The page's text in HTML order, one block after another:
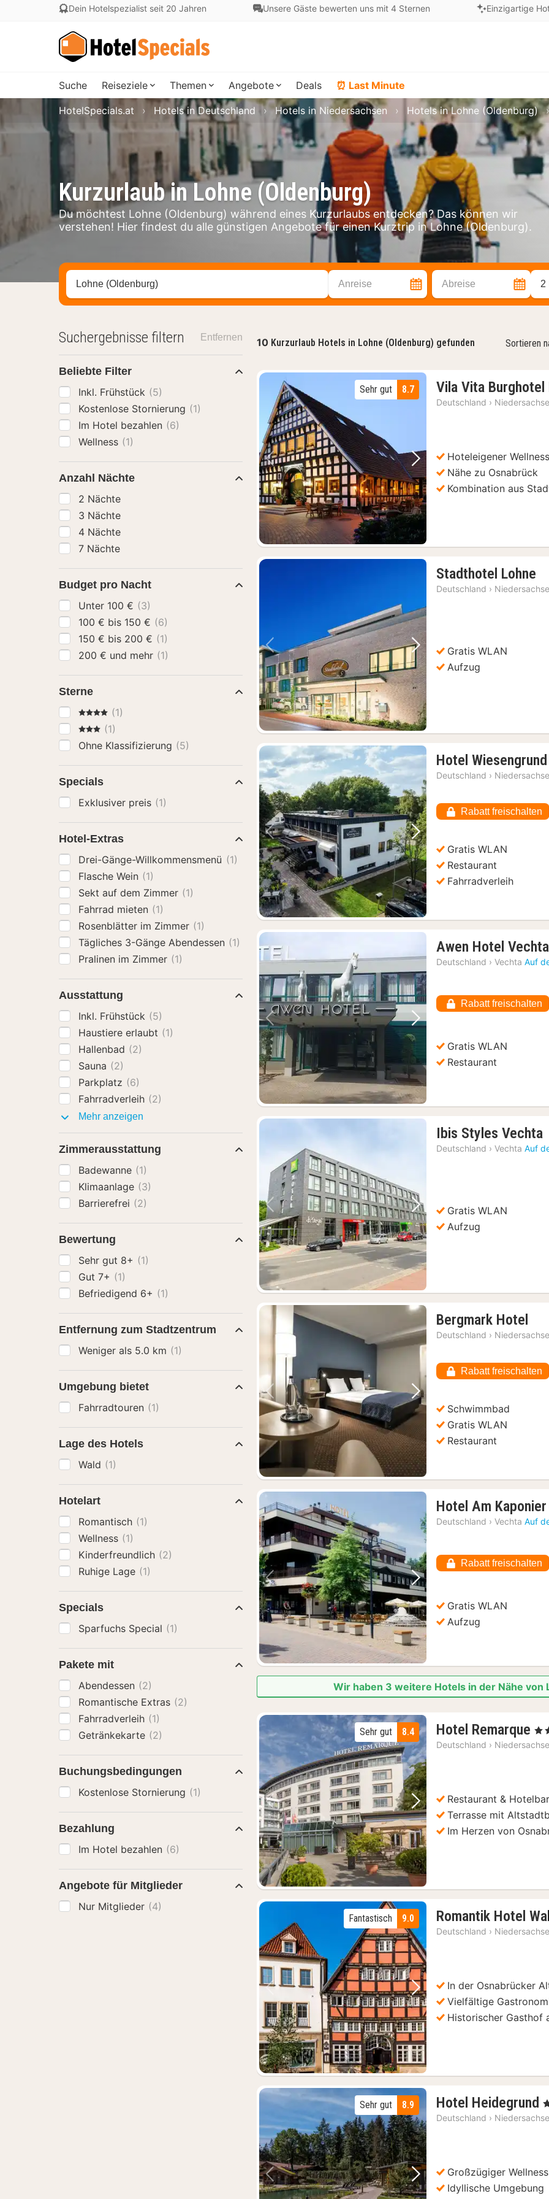
Dein Hotelspezialist seit 20 Jahren Unsere Gäste bewerten uns mit 4 Sternen Einzigartige
Suche Reiseziele Themen Angebote Deals ⏰ Last Minute
Kurzurlaub in Lohne (Oldenburg)
Du möchtest Lohne (Oldenburg) während eines Kurzurlaubs entdecken? Das können wir
verstehen! Hier findest du alle günstigen Angebote für einen Kurztrip in Lohne (Oldenburg).
HotelSpecials.at Hotels in Deutschland Hotels in Niedersachsen Hotels in Lohne (Oldenburg)
Stadt, Region oder Hotel suchen Anreise Abreise 2
10 Kurzurlaub Hotels in Lohne (Oldenburg) gefunden Sortieren
Vorheriges Bild Nächstes Bild
8.7
Sehr gut Vila Vita Burghotel
Deutschland ›
Hoteleigener
Nähe zu Osnabrück
Kombination aus
Vorheriges Bild Nächstes Bild
Stadthotel Lohne
Deutschland ›
Gratis WLAN
Aufzug
Vorheriges Bild Nächstes Bild
Hotel Wiesengrund
€
Deutschland ›
Rabatt freischalten
Gratis WLAN
Restaurant
Fahrradverleih
Vorheriges Bild Nächstes Bild
Awen Hotel Vechta
€
Deutschland › Vechta Auf
Rabatt freischalten
Gratis WLAN
Restaurant
Vorheriges Bild Nächstes Bild
Ibis Styles Vechta
Deutschland › Vechta Auf
Gratis WLAN
Aufzug
Vorheriges Bild Nächstes Bild
Bergmark Hotel
€
Deutschland ›
Rabatt freischalten
Schwimmbad
Gratis WLAN
Restaurant
Vorheriges Bild Nächstes Bild
Hotel Am Kaponier
Deutschland › Vechta Auf
Rabatt freischalten
Gratis WLAN
Aufzug
Wir haben 3 weitere Hotels in der Nähe
Vorheriges Bild Nächstes Bild
8.4
Sehr gut Hotel Remarque 1
, 4
Deutschland ›
Restaurant & Hotelbar
Terrasse mit
Im Herzen von
Vorheriges Bild Nächstes Bild
9.0
Fantastisch Romantik Hotel
Deutschland ›
In der Osnabrücker
Vielfältige
Historischer Gasthof
Vorheriges Bild Nächstes Bild
8.9
Sehr gut Hotel Heidegrund ,
Deutschland ›
Großzügiger
Idyllische Umgebung
Suchergebnisse filtern Entfernen
Beliebte Filter
Inkl. Frühstück (5)
Kostenlose Stornierung (1)
Im Hotel bezahlen (6)
Wellness (1)
Anzahl Nächte
2 Nächte
3 Nächte
4 Nächte
7 Nächte
Budget pro Nacht
Unter 100 € (3)
100 € bis 150 € (6)
150 € bis 200 € (1)
200 € und mehr (1)
Sterne
4 Sterne(1)
3 Sterne
(1)
Ohne Klassifizierung (5)
Specials
Exklusiver preis (1)
Hotel-Extras
Drei-Gänge-Willkommensmenü (1)
Flasche Wein (1)
Sekt auf dem Zimmer (1)
Fahrrad mieten (1)
Rosenblätter im Zimmer (1)
Tägliches 3-Gänge Abendessen (1)
Pralinen im Zimmer (1)
Ausstattung
Inkl. Frühstück (5)
Haustiere erlaubt (1)
Hallenbad (2)
Sauna (2)
Parkplatz (6)
Fahrradverleih (2)
Mehr anzeigen
Zimmerausstattung
Badewanne (1)
Klimaanlage (3)
Barrierefrei (2)
Bewertung
Sehr gut 8+ (1)
Gut 7+ (1)
Befriedigend 6+ (1)
Entfernung zum Stadtzentrum
Weniger als 5.0 km (1)
Umgebung bietet
Fahrradtouren (1)
Lage des Hotels
Wald (1)
Hotelart
Romantisch (1)
Wellness (1)
Kinderfreundlich (2)
Ruhige Lage (1)
Specials
Sparfuchs Special (1)
Pakete mit
Abendessen (2)
Romantische Extras (2)
Fahrradverleih (1)
Getränkekarte (2)
Buchungsbedingungen
Kostenlose Stornierung (1)
Bezahlung
Im Hotel bezahlen (6)
Angebote für Mitglieder
Nur Mitglieder (4)